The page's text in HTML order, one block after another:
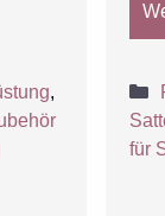
,
für